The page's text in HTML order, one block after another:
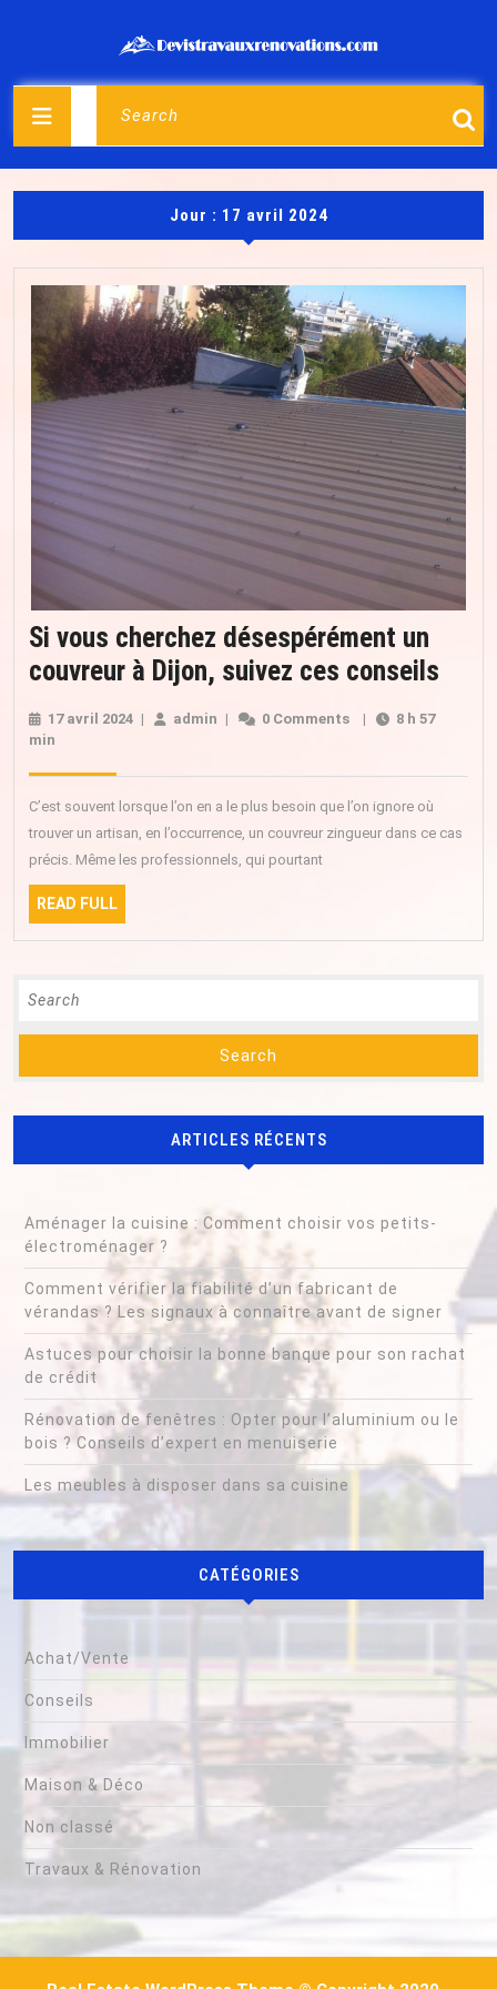
Open
Button
Search
Jour : 17 avril 2024
Si vous cherchez désespérément un
couvreur à Dijon, suivez ces conseils
17 avril 2024 17
| admin admin
| 0 Comments |
8 h 57
min
C’est souvent lorsque l’on en a le plus besoin que l’on ignore où
trouver un artisan, en l’occurrence, un couvreur zingueur dans ce cas
précis. Même les professionnels, qui pourtant
READ FULL
FULL
Search
ARTICLES RÉCENTS
Aménager la cuisine : Comment choisir vos petits-
électroménager ?
Comment vérifier la fiabilité d’un fabricant de
vérandas ? Les signaux à connaître avant de signer
Astuces pour choisir la bonne banque pour son rachat
de crédit
Rénovation de fenêtres : Opter pour l’aluminium ou le
bois ? Conseils d’expert en menuiserie
Les meubles à disposer dans sa cuisine
CATÉGORIES
Achat/Vente
Conseils
Immobilier
Maison & Déco
Non classé
Travaux & Rénovation